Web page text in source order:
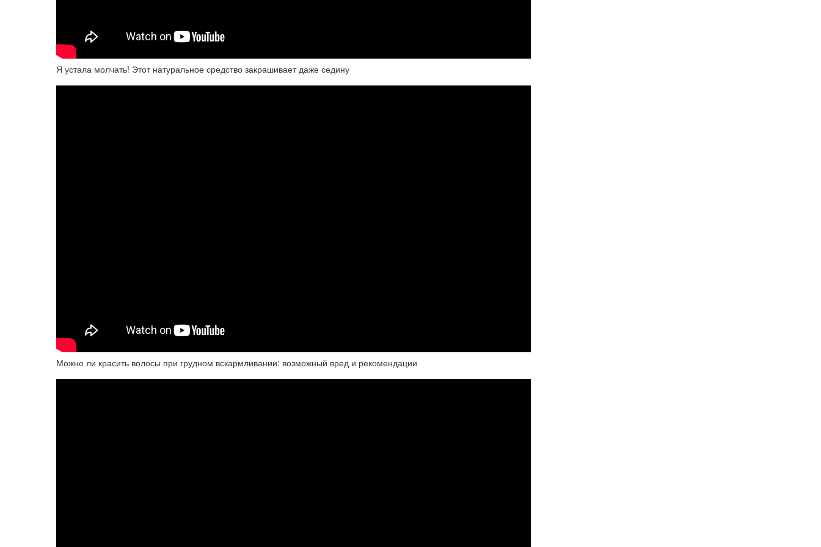
Я устала молчать! Этот натуральное средство закрашивает даже седину
Можно ли красить волосы при грудном вскармливании: возможный вред и рекомендации